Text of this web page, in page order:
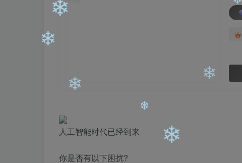
人工智能时代已经到来
你是否有以下困扰?
❄